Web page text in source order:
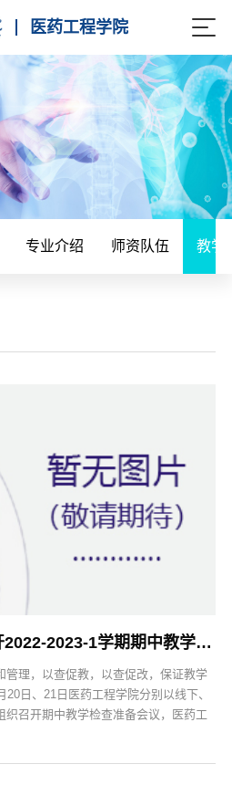
医药工程学院
专业介绍 师资队伍 教学
医药工程学院组织召开2022-2023-1学期期中教学检查工作预备会
管理，以查促教，以查促改，保证教学
日、21日医药工程学院分别以线下、
织召开期中教学检查准备会议，医药工